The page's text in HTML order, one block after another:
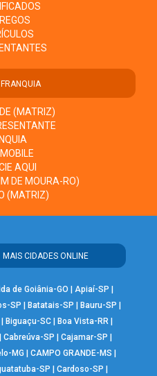
(MATRIZ)
AQUI
DE MOURA-RO)
(MATRIZ)
MAIS CIDADES ONLINE
de Goiânia-GO Apiaí-SP
SP Batatais-SP Bauru-SP
Biguaçu-SC Boa Vista-RR
Cabreúva-SP Cajamar-SP
MG |CAMPO GRANDE-MS
SP Cardoso-SP